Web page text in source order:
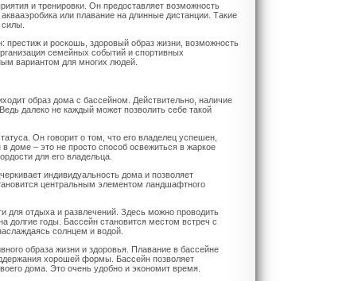
и тренировки. Он предоставляет возможность
или плавание на длинные дистанции. Такие
престиж и роскошь, здоровый образ жизни, возможность
семейных событий и спортивных
вариантом для многих людей.
образ дома с бассейном. Действительно, наличие
далеко не каждый может позволить себе такой
Он говорит о том, что его владелец успешен,
доме – это не просто способ освежиться в жаркое
для его владельца.
индивидуальность дома и позволяет
центральным элементом ландшафтного
для отдыха и развлечений. Здесь можно проводить
долгие годы. Бассейн становится местом встреч с
солнцем и водой.
образа жизни и здоровья. Плавание в бассейне
хорошей формы. Бассейн позволяет
дома. Это очень удобно и экономит время.